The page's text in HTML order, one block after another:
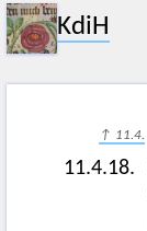
KdiH
↑ 11.4.
11.4.18.